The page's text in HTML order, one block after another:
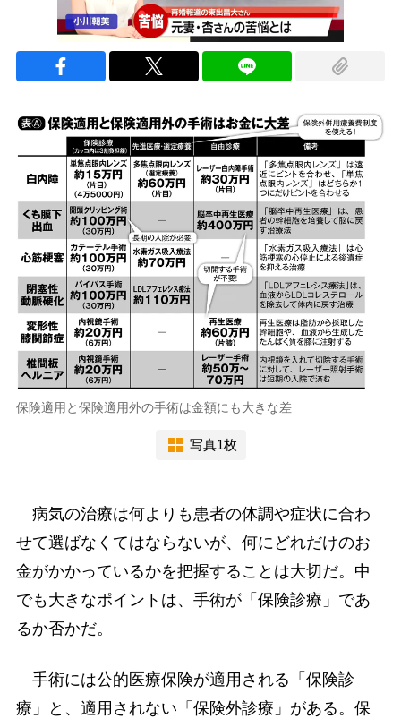
保険適用と保険適用外の手術は金額にも大きな差
写真1枚
病気の治療は何よりも患者の体調や症状に合わ
せて選ばなくてはならないが、何にどれだけのお
金がかかっているかを把握することは大切だ。中
でも大きなポイントは、手術が「保険診療」であ
るか否かだ。
手術には公的医療保険が適用される「保険診
療」と、適用されない「保険外診療」がある。保